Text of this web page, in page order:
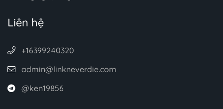
Liên hệ
+16399240320
admin@linkneverdie.com
@ken19856